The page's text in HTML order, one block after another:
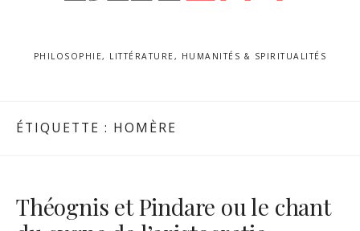
PHILOSOPHIE, LITTÉRATURE, HUMANITÉS & SPIRITUALITÉS
ÉTIQUETTE : HOMÈRE
Théognis et Pindare ou le chant